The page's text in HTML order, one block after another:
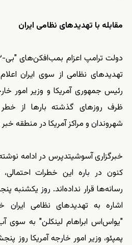
مقابله با تهدیدهای نظامی ایران
تهدیدهای نظامی از سوی ایران
رئیس جمهوری آمریکا و وزیر امور
ظرف روزهای گذشته بارها از خطر
شهروندان و مراکز آمریکا در منطقه خبر
خبرگزاری آسوشیتدپرس در ادامه
کنون در باره این خطرات
رسانه‌ها قرار نداده‌اند. روز یکشنبه
اشاره به تهدیدهای نظامی ایران
"یو‌اس‌اس ابراهام لینکلن" به سوی
پمپئو، وزیر امور خارجه آمریکا روز